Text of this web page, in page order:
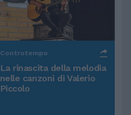
Controtempo
La rinascita della melodia
nelle canzoni di Valerio
Piccolo